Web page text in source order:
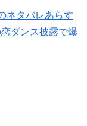
ネタバレあらす
ダンス披露で爆